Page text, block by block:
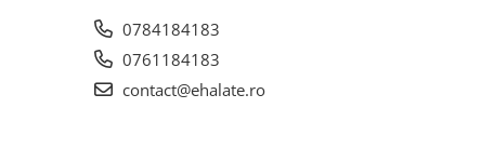
0784184183
0761184183
contact@ehalate.ro